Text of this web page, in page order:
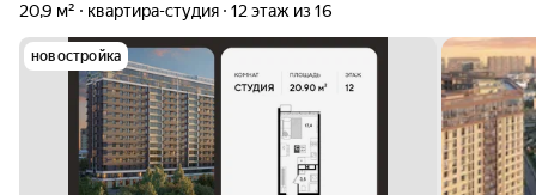
20,9 м²
квартира-студия 12 этаж из 16
новостройка